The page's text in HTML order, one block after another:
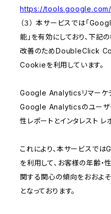
https://
（３） 本サービスでは「
能」を有効にしており、下記
改善のためDoubleClick
Cookieを利用しています。
Google Analyticsリマーケ
Google Analyticsのユーザ
性レポートとインタレスト レ
これにより、本サービス
を利用して、お客様の年齢・
関する関心の傾向をおおよ
となっております。